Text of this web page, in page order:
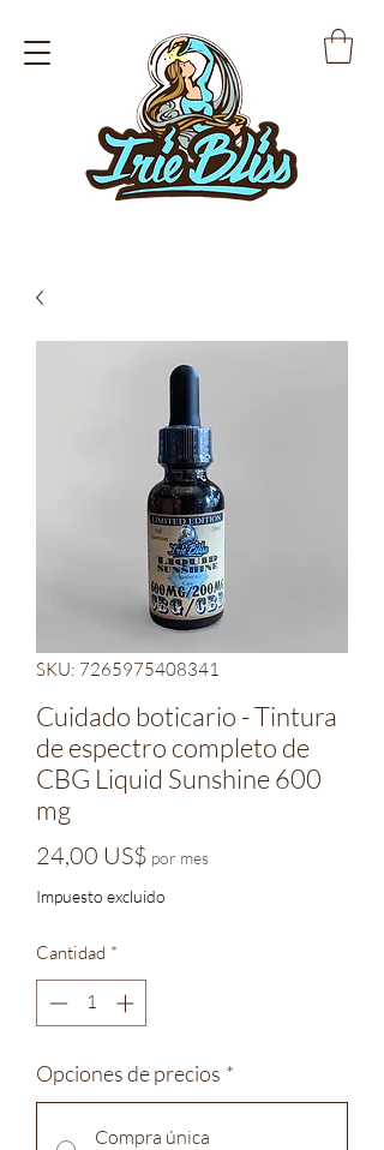
SKU: 7265975408341
Cuidado boticario - Tintura
de espectro completo de
CBG Liquid Sunshine 600
mg
24,00 US$ Precio
por mes
Impuesto excluido
Cantidad *
Opciones de precios *
Compra única